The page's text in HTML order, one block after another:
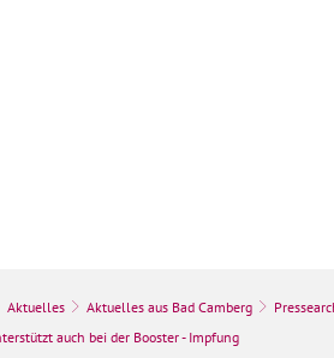
Aktuelles Aktuelles aus Bad Camberg
auch bei der Booster - Impfung